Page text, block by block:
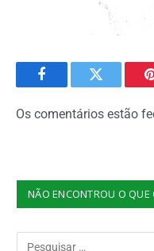
FacebookTwitter
Os comentários estão
NÃO ENCONTROU O QUE